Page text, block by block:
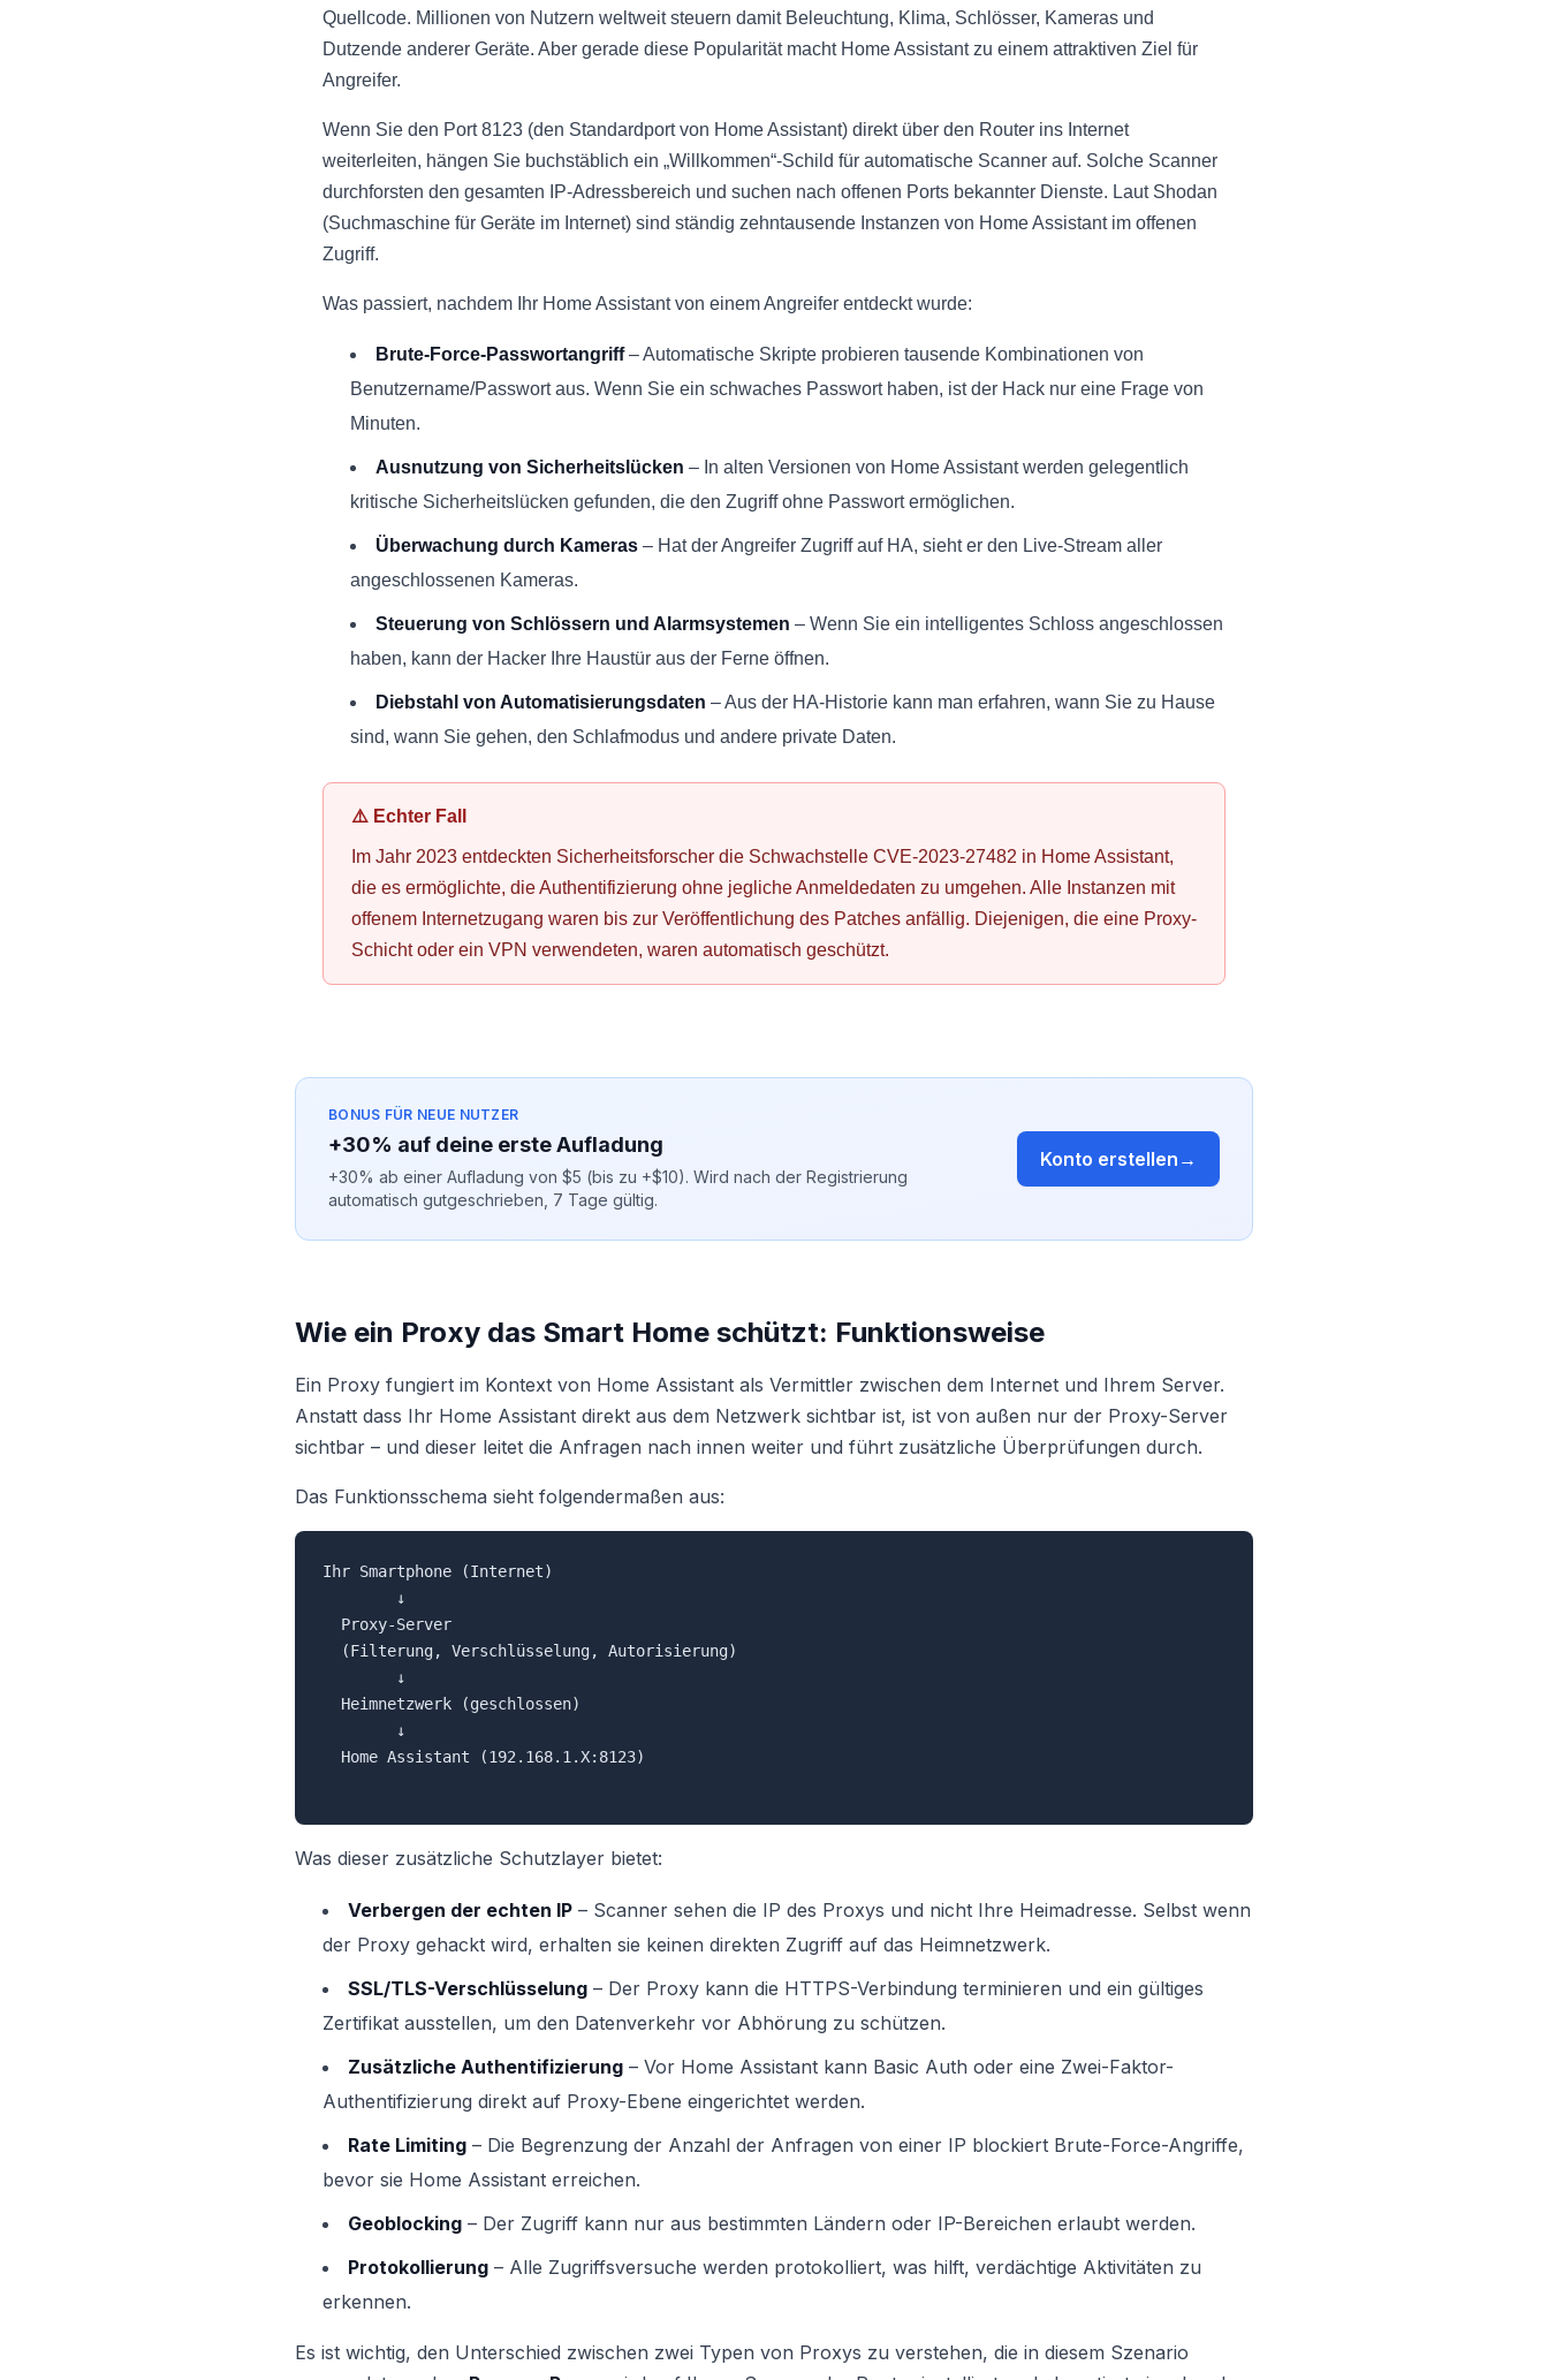
Quellcode. Millionen von Nutzern weltweit steuern damit Beleuchtung, Klima, Schlösser, Kameras und
Dutzende anderer Geräte. Aber gerade diese Popularität macht Home Assistant zu einem attraktiven Ziel für
Angreifer.
Wenn Sie den Port 8123 (den Standardport von Home Assistant) direkt über den Router ins Internet
weiterleiten, hängen Sie buchstäblich ein „Willkommen“-Schild für automatische Scanner auf. Solche Scanner
durchforsten den gesamten IP-Adressbereich und suchen nach offenen Ports bekannter Dienste. Laut Shodan
(Suchmaschine für Geräte im Internet) sind ständig zehntausende Instanzen von Home Assistant im offenen
Zugriff.
Was passiert, nachdem Ihr Home Assistant von einem Angreifer entdeckt wurde:
Brute-Force-Passwortangriff– Automatische Skripte probieren tausende Kombinationen von
Benutzername/Passwort aus. Wenn Sie ein schwaches Passwort haben, ist der Hack nur eine Frage von
Minuten.
Ausnutzung von Sicherheitslücken – In alten Versionen von Home Assistant werden gelegentlich
kritische Sicherheitslücken gefunden, die den Zugriff ohne Passwort ermöglichen.
Überwachung durch Kameras – Hat der Angreifer Zugriff auf HA, sieht er den Live-Stream aller
angeschlossenen Kameras.
Steuerung von Schlössern und Alarmsystemen – Wenn Sie ein intelligentes Schloss angeschlossen
haben, kann der Hacker Ihre Haustür aus der Ferne öffnen.
Diebstahl von Automatisierungsdaten – Aus der HA-Historie kann man erfahren, wann Sie zu Hause
sind, wann Sie gehen, den Schlafmodus und andere private Daten.
⚠️ Echter Fall
Im Jahr 2023 entdeckten Sicherheitsforscher die Schwachstelle CVE-2023-27482 in Home Assistant,
die es ermöglichte, die Authentifizierung ohne jegliche Anmeldedaten zu umgehen. Alle Instanzen mit
offenem Internetzugang waren bis zur Veröffentlichung des Patches anfällig. Diejenigen, die eine Proxy-
Schicht oder ein VPN verwendeten, waren automatisch geschützt.
BONUS FÜR NEUE NUTZER
+30% auf deine erste Aufladung
+30% ab einer Aufladung von $5 (bis zu +$10). Wird nach der Registrierung
automatisch gutgeschrieben, 7 Tage gültig.
Konto erstellen →
Wie ein Proxy das Smart Home schützt: Funktionsweise
Ein Proxy fungiert im Kontext von Home Assistant als Vermittler zwischen dem Internet und Ihrem Server.
Anstatt dass Ihr Home Assistant direkt aus dem Netzwerk sichtbar ist, ist von außen nur der Proxy-Server
sichtbar – und dieser leitet die Anfragen nach innen weiter und führt zusätzliche Überprüfungen durch.
Das Funktionsschema sieht folgendermaßen aus:
Ihr Smartphone (Internet)
        ↓
  Proxy-Server
  (Filterung, Verschlüsselung, Autorisierung)
        ↓
  Heimnetzwerk (geschlossen)
        ↓
  Home Assistant (192.168.1.X:8123)
Was dieser zusätzliche Schutzlayer bietet:
Verbergen der echten IP – Scanner sehen die IP des Proxys und nicht Ihre Heimadresse. Selbst wenn
der Proxy gehackt wird, erhalten sie keinen direkten Zugriff auf das Heimnetzwerk.
SSL/TLS-Verschlüsselung – Der Proxy kann die HTTPS-Verbindung terminieren und ein gültiges
Zertifikat ausstellen, um den Datenverkehr vor Abhörung zu schützen.
Zusätzliche Authentifizierung – Vor Home Assistant kann Basic Auth oder eine Zwei-Faktor-
Authentifizierung direkt auf Proxy-Ebene eingerichtet werden.
Rate Limiting – Die Begrenzung der Anzahl der Anfragen von einer IP blockiert Brute-Force-Angriffe,
bevor sie Home Assistant erreichen.
Geoblocking – Der Zugriff kann nur aus bestimmten Ländern oder IP-Bereichen erlaubt werden.
Protokollierung – Alle Zugriffsversuche werden protokolliert, was hilft, verdächtige Aktivitäten zu
erkennen.
Es ist wichtig, den Unterschied zwischen zwei Typen von Proxys zu verstehen, die in diesem Szenario